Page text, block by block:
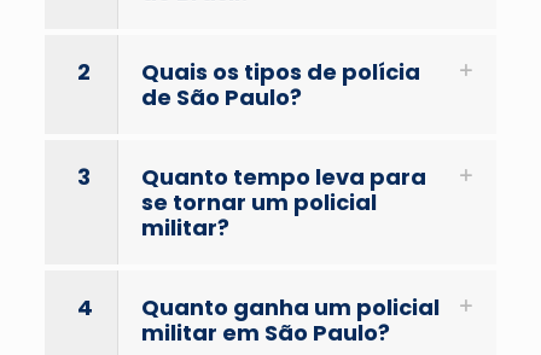
2
Quais os tipos de polícia
de São Paulo?
3
Quanto tempo leva para
se tornar um policial
militar?
4
Quanto ganha um policial
militar em São Paulo?